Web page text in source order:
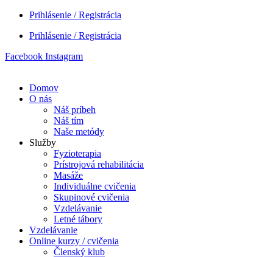
Preskočiť
obsah
Prihlásenie / Registrácia
Prihlásenie / Registrácia
Facebook Instagram
Domov
O nás
Náš príbeh
Náš tím
Naše metódy
Služby
Fyzioterapia
Prístrojová rehabilitácia
Masáže
Individuálne cvičenia
Skupinové cvičenia
Vzdelávanie
Letné tábory
Vzdelávanie
Online kurzy / cvičenia
Členský klub